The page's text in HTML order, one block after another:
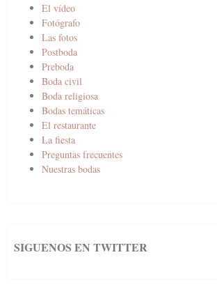
El vídeo
Fotógrafo
Las fotos
Postboda
Preboda
Boda civil
Boda religiosa
Bodas temáticas
El restaurante
La fiesta
Preguntas frecuentes
Nuestras bodas
SIGUENOS EN TWITTER